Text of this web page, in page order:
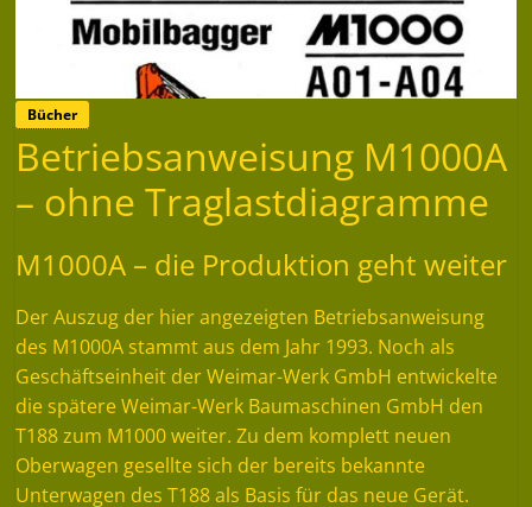
Bücher
Betriebsanweisung M1000A
– ohne Traglastdiagramme
M1000A – die Produktion geht weiter
Der Auszug der hier angezeigten Betriebsanweisung
des M1000A stammt aus dem Jahr 1993. Noch als
Geschäftseinheit der Weimar-Werk GmbH entwickelte
die spätere Weimar-Werk Baumaschinen GmbH den
T188 zum M1000 weiter. Zu dem komplett neuen
Oberwagen gesellte sich der bereits bekannte
Unterwagen des T188 als Basis für das neue Gerät.